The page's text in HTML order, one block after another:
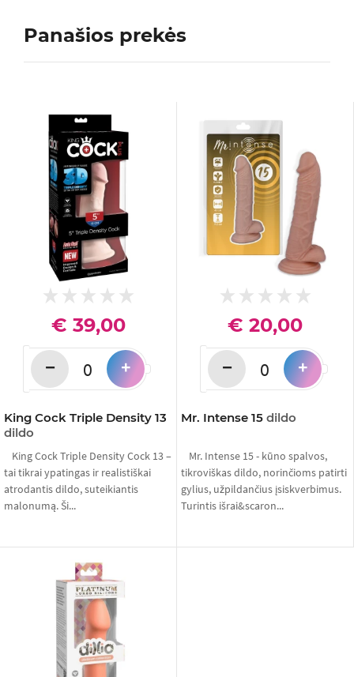
Panašios prekės
King Cock Triple Density 13
dildo
€ 39,00
− +
King Cock Triple Density Cock 13 –
tai tikrai ypatingas ir realistiškai
atrodantis dildo, suteikiantis
malonumą. Ši...
Mr. Intense 15 dildo
€ 20,00
− +
Mr. Intense 15 - kūno spalvos,
tikroviškas dildo, norinčioms patirti
gylius, užpildančius įsiskverbimus.
Turintis išrai&scaron...